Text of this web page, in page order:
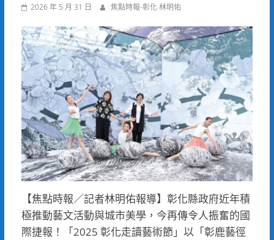
2026 年 5 月 31 日 焦點時報-彰化 林明佑
【焦點時報／記者林明佑報導】彰化縣政府近年積
極推動藝文活動與城市美學，今再傳令人振奮的國
際捷報！「2025 彰化走讀藝術節」以「彰鹿藝徑